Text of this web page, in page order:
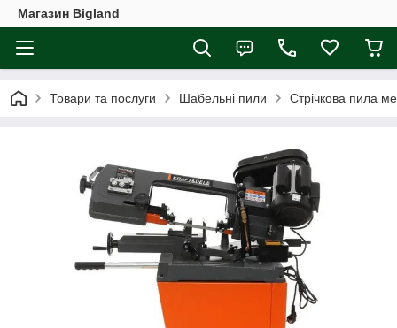
Магазин Bigland
Товари та послуги Шабельні пили Стрічкова пила